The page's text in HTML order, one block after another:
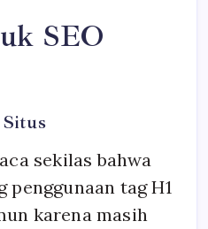
SEO
sekilas bahwa
penggunaan tag H1
karena masih